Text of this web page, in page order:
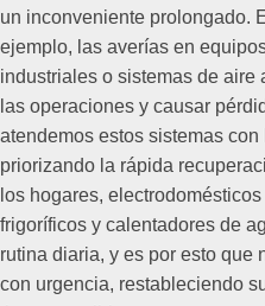
un inconveniente prolongado.
ejemplo, las averías en
industriales o sistemas de
las operaciones y causar
atendemos estos sistemas
priorizando la rápida
los hogares,
frigoríficos y calentadores de
rutina diaria, y es por esto que
con urgencia, restableciendo